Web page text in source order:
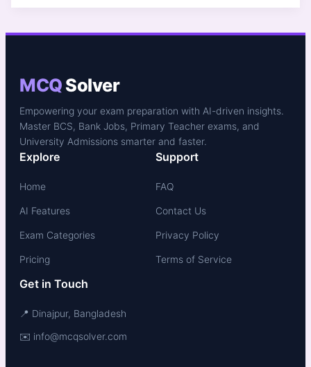
MCQSolver
Empowering your exam preparation with AI-driven insights.
Master BCS, Bank Jobs, Primary Teacher exams, and
University Admissions smarter and faster.
Explore
Home
AI Features
Exam Categories
Pricing
Support
FAQ
Contact Us
Privacy Policy
Terms of Service
Get in Touch
📍 Dinajpur, Bangladesh
✉️ info@mcqsolver.com